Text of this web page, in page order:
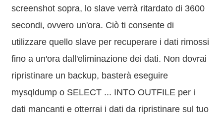
screenshot sopra, lo slave verrà ritardato di 3600
secondi, ovvero un'ora. Ciò ti consente di
utilizzare quello slave per recuperare i dati rimossi
fino a un'ora dall'eliminazione dei dati. Non dovrai
ripristinare un backup, basterà eseguire
mysqldump o SELECT ... INTO OUTFILE per i
dati mancanti e otterrai i dati da ripristinare sul tuo